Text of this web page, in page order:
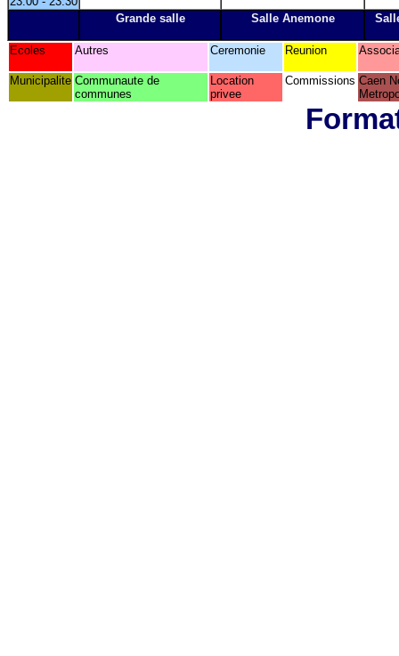
Grande salle
Salle Anemone
Ecoles Autres Ceremonie Reunion
Municipalite Communaute de
communes
Location
privee
Commissions Caen